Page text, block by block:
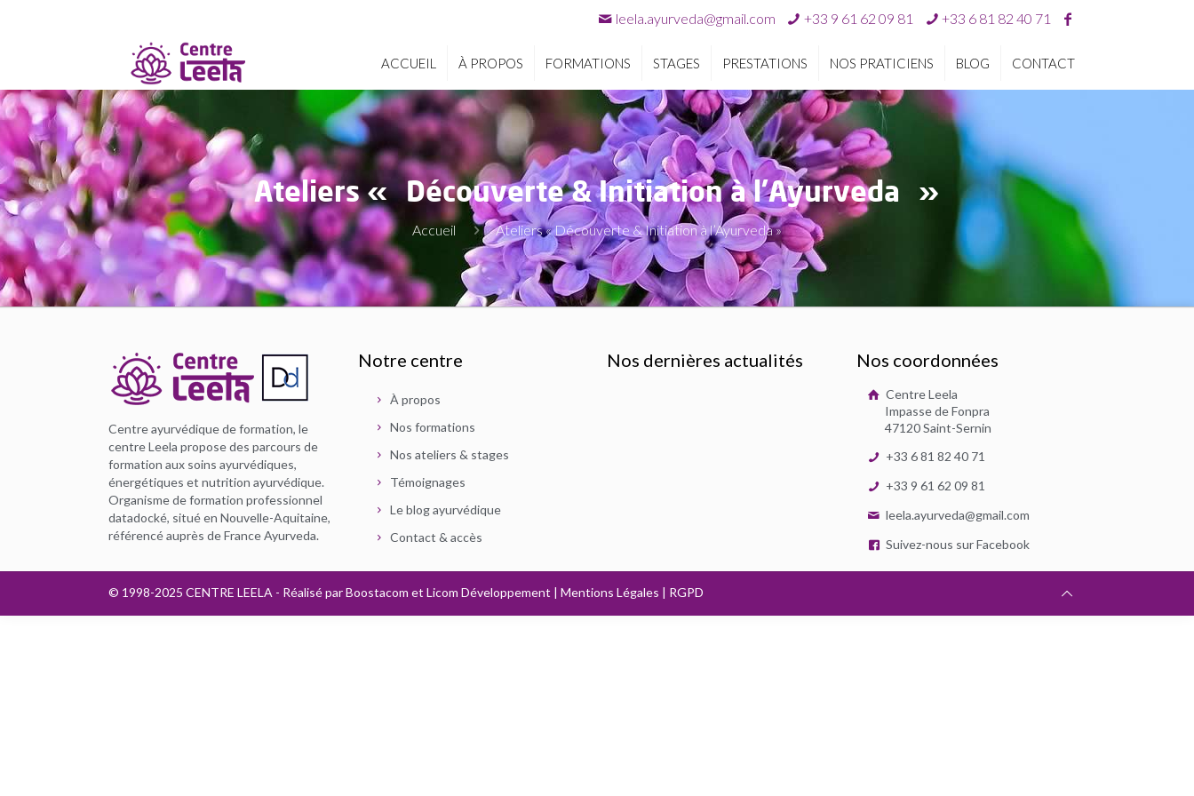
leela.ayurveda@gmail.com +33 9 61 62 09 81 +33 6 81 82 40 71
ACCUEIL À PROPOS FORMATIONS STAGES PRESTATIONS NOS PRATICIENS BLOG CONTACT
Ateliers « Découverte & Initiation à l’Ayurveda »
Accueil Ateliers « Découverte & Initiation à l’Ayurveda »
Centre ayurvédique de formation, le
centre Leela propose des parcours de
formation aux soins ayurvédiques,
énergétiques et nutrition ayurvédique.
Organisme de formation professionnel
datadocké, situé en Nouvelle-Aquitaine,
référencé auprès de France Ayurveda.
Notre centre
À propos
Nos formations
Nos ateliers & stages
Témoignages
Le blog ayurvédique
Contact & accès
Nos dernières actualités Nos coordonnées
Centre Leela
Impasse de Fonpra
47120 Saint-Sernin
+33 6 81 82 40 71
+33 9 61 62 09 81
leela.ayurveda@gmail.com
Suivez-nous sur Facebook
© 1998-2025 CENTRE LEELA - Réalisé parBoostacom etLicom Développement |Mentions Légales | RGPD